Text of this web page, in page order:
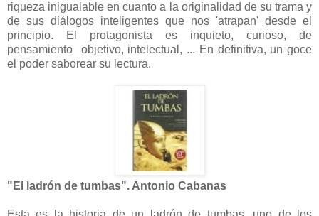
riqueza inigualable en cuanto a la originalidad de su trama y
de sus diálogos inteligentes que nos 'atrapan' desde el
principio. El protagonista es inquieto, curioso, de
pensamiento objetivo, intelectual, ... En definitiva, un goce
el poder saborear su lectura.
"El ladrón de tumbas". Antonio Cabanas